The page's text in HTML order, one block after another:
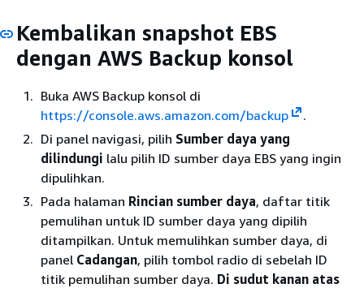
Kembalikan snapshot EBS
dengan AWS Backup konsol
Buka AWS Backup konsol di
https://console.aws.amazon.com/backup
.
Di panel navigasi, pilih Sumber daya yang
dilindungi lalu pilih ID sumber daya EBS yang ingin
dipulihkan.
Pada halaman Rincian sumber daya, daftar titik
pemulihan untuk ID sumber daya yang dipilih
ditampilkan. Untuk memulihkan sumber daya, di
panel Cadangan, pilih tombol radio di sebelah ID
titik pemulihan sumber daya. Di sudut kanan atas